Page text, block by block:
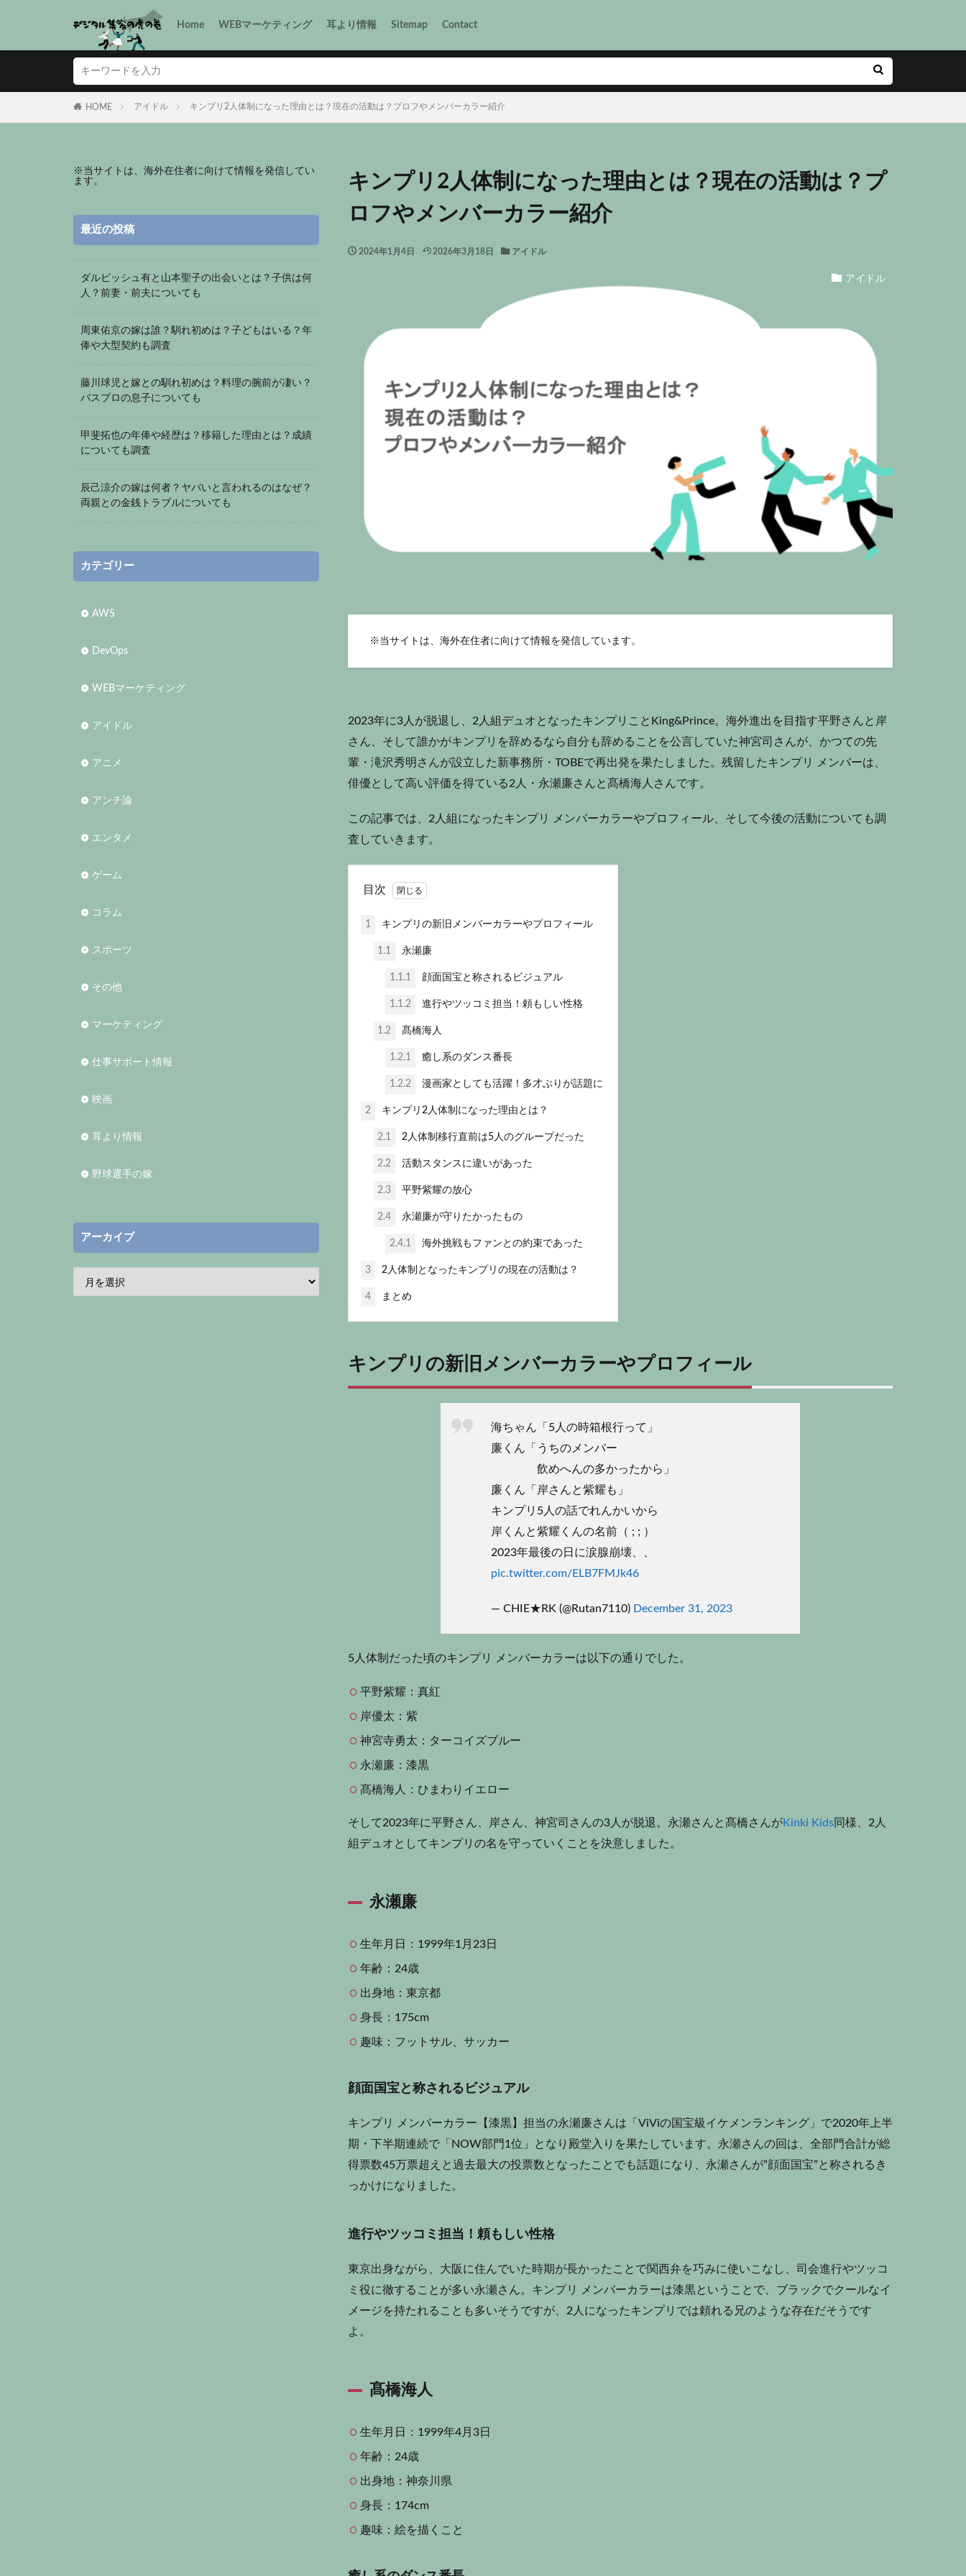
Home WEBマーケティング 耳より情報 Sitemap Contact
HOME アイドル キンプリ2人体制になった理由とは？現在の活動は？プロフやメンバーカラー紹介
キンプリ2人体制になった理由とは？現在の活動は？プ
ロフやメンバーカラー紹介
2024年1月4日 2026年3月18日 アイドル
アイドル
※ 当サイトは、海外在住者に向けて情報を発信しています。
2023年に3人が脱退し、2人組デュオとなったキンプリことKing&Prince。海外進出を目指す平野さんと岸
さん、そして誰かがキンプリを辞めるなら自分も辞めることを公言していた神宮司さんが、かつての先
輩・滝沢秀明さんが設立した新事務所・TOBEで再出発を果たしました。残留したキンプリ メンバーは、
俳優として高い評価を得ている2人・永瀬廉さんと髙橋海人さんです。
この記事では、2人組になったキンプリ メンバーカラーやプロフィール、そして今後の活動についても調
査していきます。
目次
1 キンプリの新旧メンバーカラーやプロフィール
1.1 永瀬廉
1.1.1 顔面国宝と称されるビジュアル
1.1.2 進行やツッコミ担当！頼もしい性格
1.2 髙橋海人
1.2.1 癒し系のダンス番長
1.2.2 漫画家としても活躍！多才ぶりが話題に
2 キンプリ2人体制になった理由とは？
2.1 2人体制移行直前は5人のグループだった
2.2 活動スタンスに違いがあった
2.3 平野紫耀の放心
2.4 永瀬廉が守りたかったもの
2.4.1 海外挑戦もファンとの約束であった
3 2人体制となったキンプリの現在の活動は？
4 まとめ
キンプリの新旧メンバーカラーやプロフィール
海ちゃん「5人の時箱根行って」
廉くん「うちのメンバー
飲めへんの多かったから」
廉くん「岸さんと紫耀も」
キンプリ5人の話でれんかいから
岸くんと紫耀くんの名前（ ; ; ）
2023年最後の日に涙腺崩壊、、
pic.twitter.com/ELB7FMJk46
— CHIE★RK (@Rutan7110) December 31, 2023
5人体制だった頃のキンプリ メンバーカラーは以下の通りでした。
平野紫耀：真紅
岸優太：紫
神宮寺勇太：ターコイズブルー
永瀬廉：漆黒
髙橋海人：ひまわりイエロー
そして2023年に平野さん、岸さん、神宮司さんの3人が脱退。永瀬さんと髙橋さんがKinki Kids 同様、2人
組デュオとしてキンプリの名を守っていくことを決意しました。
永瀬廉
生年月日：1999年1月23日
年齢：24歳
出身地：東京都
身長：175cm
趣味：フットサル、サッカー
顔面国宝と称されるビジュアル
キンプリ メンバーカラー【漆黒】担当の永瀬廉さんは「ViViの国宝級イケメンランキング」で2020年上半
期・下半期連続で「NOW部門1位」となり殿堂入りを果たしています。永瀬さんの回は、全部門合計が総
得票数45万票超えと過去最大の投票数となったことでも話題になり、永瀬さんが”顔面国宝”と称されるき
っかけになりました。
進行やツッコミ担当！頼もしい性格
東京出身ながら、大阪に住んでいた時期が長かったことで関西弁を巧みに使いこなし、司会進行やツッコ
ミ役に徹することが多い永瀬さん。キンプリ メンバーカラーは漆黒ということで、ブラックでクールなイ
メージを持たれることも多いそうですが、2人になったキンプリでは頼れる兄のような存在だそうです
よ。
髙橋海人
生年月日：1999年4月3日
年齢：24歳
出身地：神奈川県
身長：174cm
趣味：絵を描くこと
※ 当サイトは、海外在住者に向けて情報を発信してい
ます。
最近の投稿
ダルビッシュ有と山本聖子の出会いとは？子供は何
人？前妻・前夫についても
周東佑京の嫁は誰？馴れ初めは？子どもはいる？年
俸や大型契約も調査
藤川球児と嫁との馴れ初めは？料理の腕前が凄い？
バスプロの息子についても
甲斐拓也の年俸や経歴は？移籍した理由とは？成績
についても調査
辰己涼介の嫁は何者？ヤバいと言われるのはなぜ？
両親との金銭トラブルについても
カテゴリー
AWS
DevOps
WEBマーケティング
アイドル
アニメ
アンチ論
エンタメ
ゲーム
コラム
スポーツ
その他
マーケティング
仕事サポート情報
映画
耳より情報
野球選手の嫁
アーカイブ